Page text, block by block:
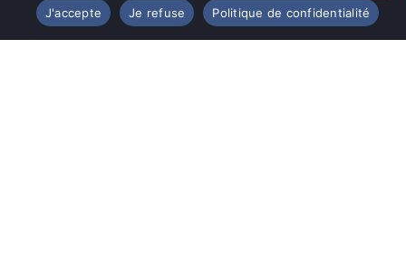
J'accepte
Je refuse Politique de confidentialité